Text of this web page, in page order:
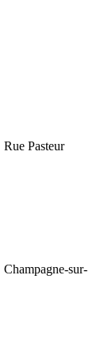
Rue Pasteur
Champagne-sur-